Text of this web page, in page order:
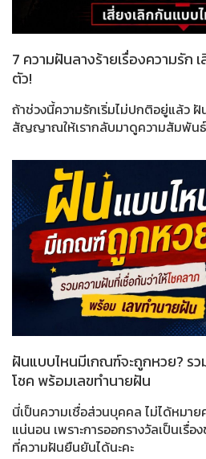
7 ความฝันลางร้ายเรื่องความรัก
ตัว!
ถ้าช่วงนี้ความรักเริ่มไม่ปกติอยู่แล้ว ฝั
สัญญาณให้เรากลับมาดูความสัมพัน
ฝันแบบไหนมีเกณฑ์จะถูกหวย? รว
โชค พร้อมเลขทำนายฝัน
นี่เป็นความเชื่อส่วนบุคคล ไม่ได้หมาย
แน่นอน เพราะการออกรางวัลเป็นเรื่อ
ที่ความฝันยืนยันได้นะคะ